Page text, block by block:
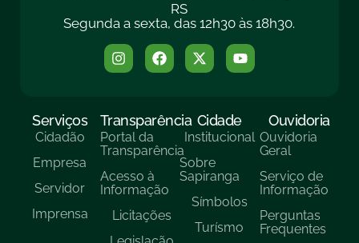
RS
Segunda a sexta, das 12h30 às 18h30.
Serviços
Cidadão
Empresa
Servidor
Imprensa
Transparência
Portal da
Transparência
Acesso à
Informação
Licitações
Cidade
Institucional
Sobre
Sapiranga
Símbolos
Turísmo
Ouvidoria
Ouvidoria
Geral
Serviço de
Informação
Perguntas
Frequentes